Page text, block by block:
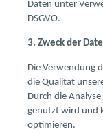
Daten unter
DSGVO.
3. Zweck der
Die Verwendung
die Qualität
Durch die
genutzt wird und
optimieren.